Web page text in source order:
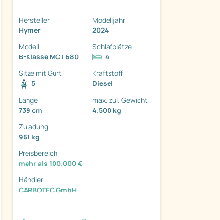
Hersteller
Hymer
Modelljahr
2024
Modell
B-Klasse MC I 680
Schlafplätze
4
Sitze mit Gurt
5
Kraftstoff
Diesel
Länge
739 cm
max. zul. Gewicht
4.500 kg
Zuladung
951 kg
Preisbereich
mehr als 100.000 €
Händler
CARBOTEC GmbH